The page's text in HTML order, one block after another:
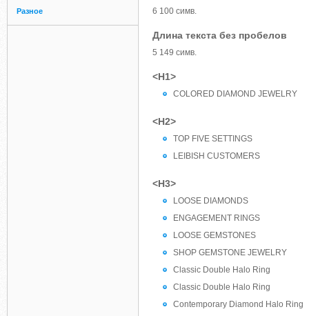
Разное 6 100 симв.
Длина текста без пробелов
5 149 симв.
<H1>
COLORED DIAMOND JEWELRY
<H2>
TOP FIVE SETTINGS
LEIBISH CUSTOMERS
<H3>
LOOSE DIAMONDS
ENGAGEMENT RINGS
LOOSE GEMSTONES
SHOP GEMSTONE JEWELRY
Classic Double Halo Ring
Classic Double Halo Ring
Contemporary Diamond Halo Ring